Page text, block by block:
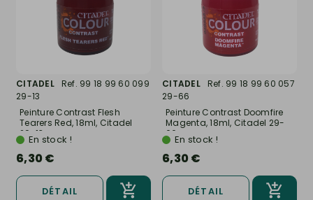
CITADEL
Ref. 99 18 99 60 099
29-13
Peinture Contrast Flesh
Tearers Red, 18ml, Citadel
29-13
En stock !
6,30 €
DÉTAIL
CITADEL
Ref. 99 18 99 60 057
29-66
Peinture Contrast Doomfire
Magenta, 18ml, Citadel 29-
66En stock !
6,30 €
DÉTAIL